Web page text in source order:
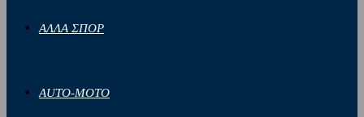
ΑΛΛΑ ΣΠΟΡ
AUTO-MOTO